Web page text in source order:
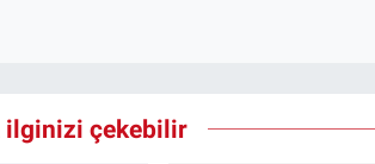
ilginizi çekebilir